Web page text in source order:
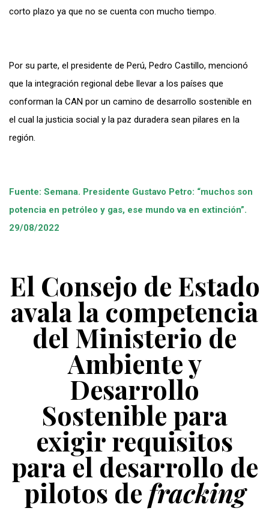
corto plazo ya que no se cuenta con mucho tiempo.
Por su parte, el presidente de Perú, Pedro Castillo, mencionó
que la integración regional debe llevar a los países que
conforman la CAN por un camino de desarrollo sostenible en
el cual la justicia social y la paz duradera sean pilares en la
región.
Fuente: Semana. Presidente Gustavo Petro: “muchos son
potencia en petróleo y gas, ese mundo va en extinción”.
29/08/2022
El Consejo de Estado
avala la competencia
del Ministerio de
Ambiente y
Desarrollo
Sostenible para
exigir requisitos
para el desarrollo de
pilotos defracking